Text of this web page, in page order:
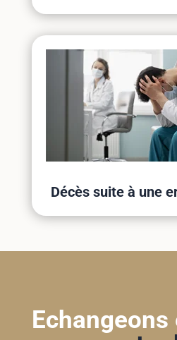
Décès suite à une